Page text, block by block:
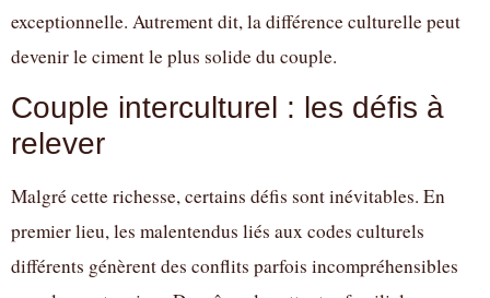
exceptionnelle. Autrement dit, la différence culturelle peut
devenir le ciment le plus solide du couple.
Couple interculturel : les défis à
relever
Malgré cette richesse, certains défis sont inévitables. En
premier lieu, les malentendus liés aux codes culturels
différents génèrent des conflits parfois incompréhensibles